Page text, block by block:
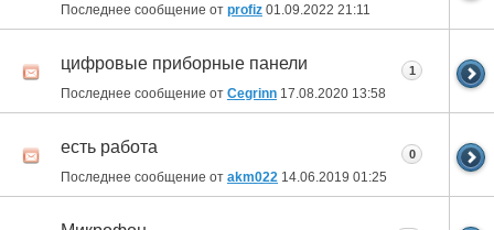
Последнее сообщение от profiz 01.09.2022 21:11
цифровые приборные панели
Последнее сообщение от Cegrinn 17.08.2020 13:58
1
есть работа
Последнее сообщение от akm022 14.06.2019 01:25
0